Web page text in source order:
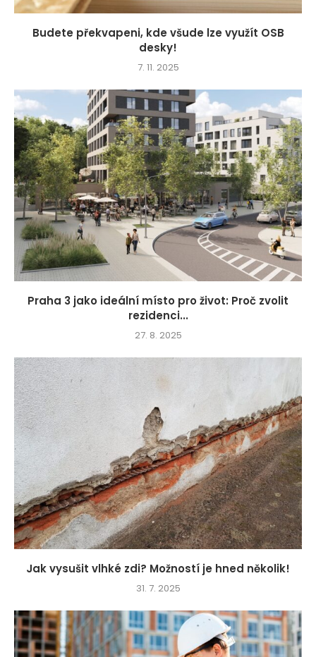
Budete překvapeni, kde všude lze využít OSB
desky!
7. 11. 2025
Praha 3 jako ideální místo pro život: Proč zvolit
rezidenci...
27. 8. 2025
Jak vysušit vlhké zdi? Možností je hned několik!
31. 7. 2025